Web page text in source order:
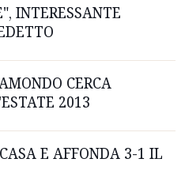
INTERESSANTE
CERCA
2013
E AFFONDA 3-1 IL